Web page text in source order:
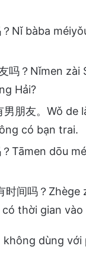
？Nǐ bàba
吗？Nǐmen
Hải?
男朋友。Wǒ
có bạn trai.
？Tāmen dōu
时间吗？
thời gian vào
dùng với